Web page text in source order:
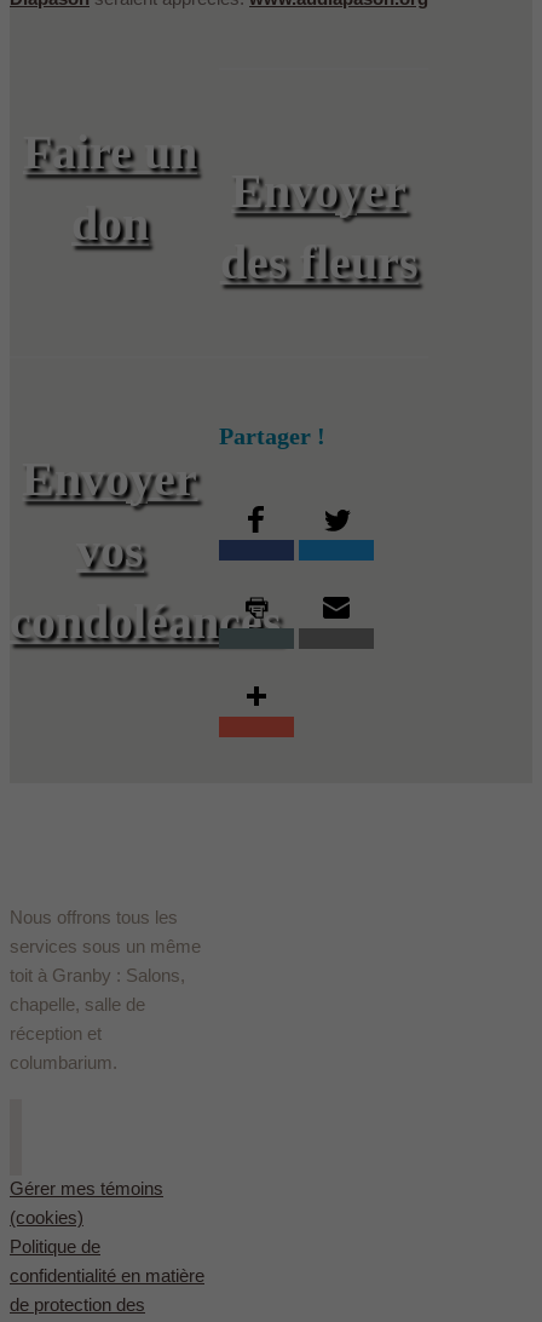
Faire un
don
Envoyer
des fleurs
Envoyer
vos
condoléances
Partager !
Nous offrons tous les
services sous un même
toit à Granby : Salons,
chapelle, salle de
réception et
columbarium.
Gérer mes témoins
(cookies)
Politique de
confidentialité en matière
de protection des